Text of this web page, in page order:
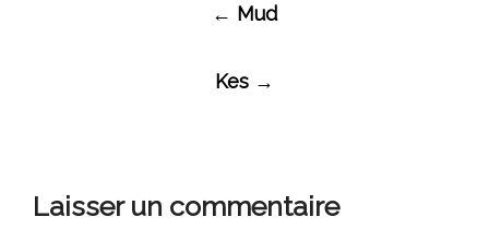
← Mud
Kes →
Laisser un commentaire